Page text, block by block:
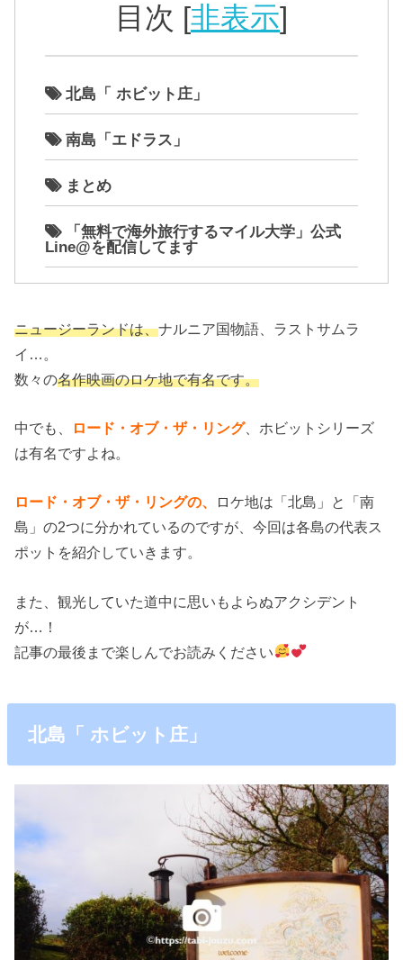
目次 [非表示]
北島「 ホビット庄」
南島「エドラス」
まとめ
「無料で海外旅行するマイル大学」公式
Line@を配信してます
ニュージーランドは、ナルニア国物語、ラストサムラ
イ…。
数々の名作映画のロケ地で有名です。
中でも、 ロード・オブ・ザ・リング、ホビットシリーズ
は有名ですよね。
ロード・オブ・ザ・リングの、
ロケ地は「北島」と「南
島」の2つに分かれているのですが、今回は各島の代表ス
ポットを紹介していきます。
また、観光していた道中に思いもよらぬアクシデント
が…！
記事の最後まで楽しんでお読みください
北島「 ホビット庄」